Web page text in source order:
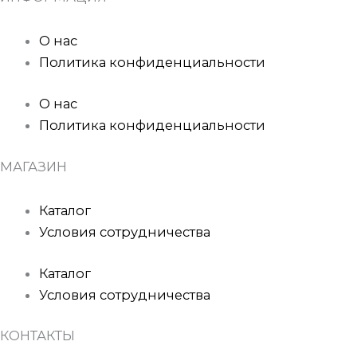
О нас
Политика конфиденциальности
О нас
Политика конфиденциальности
МАГАЗИН
Каталог
Условия сотрудничества
Каталог
Условия сотрудничества
КОНТАКТЫ